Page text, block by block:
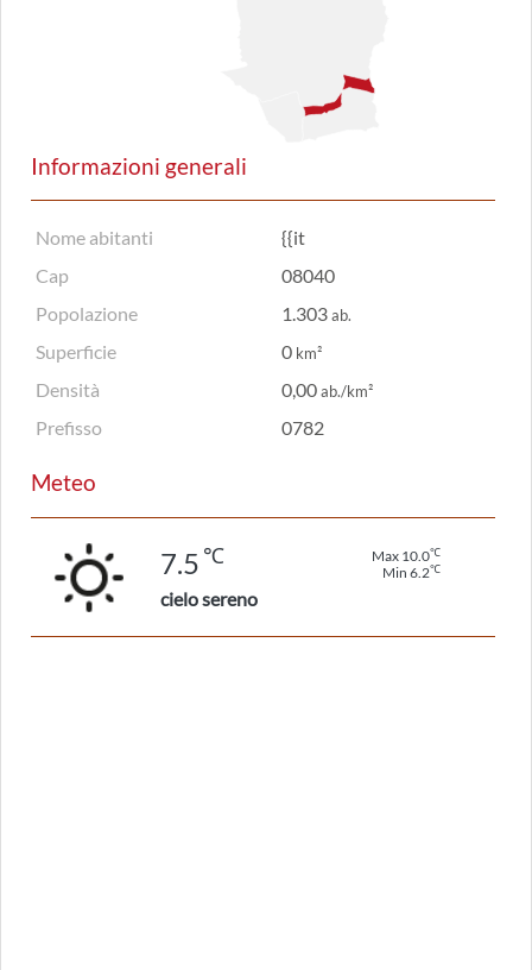
Informazioni generali
Nome abitanti
{{it
Cap
08040
Popolazione
1.303ab.
Superficie 0 km²
Densità 0,00ab./km²
Prefisso 0782
Meteo
7.5 ℃ Max 10.0℃
Min 6.2℃
cielo sereno